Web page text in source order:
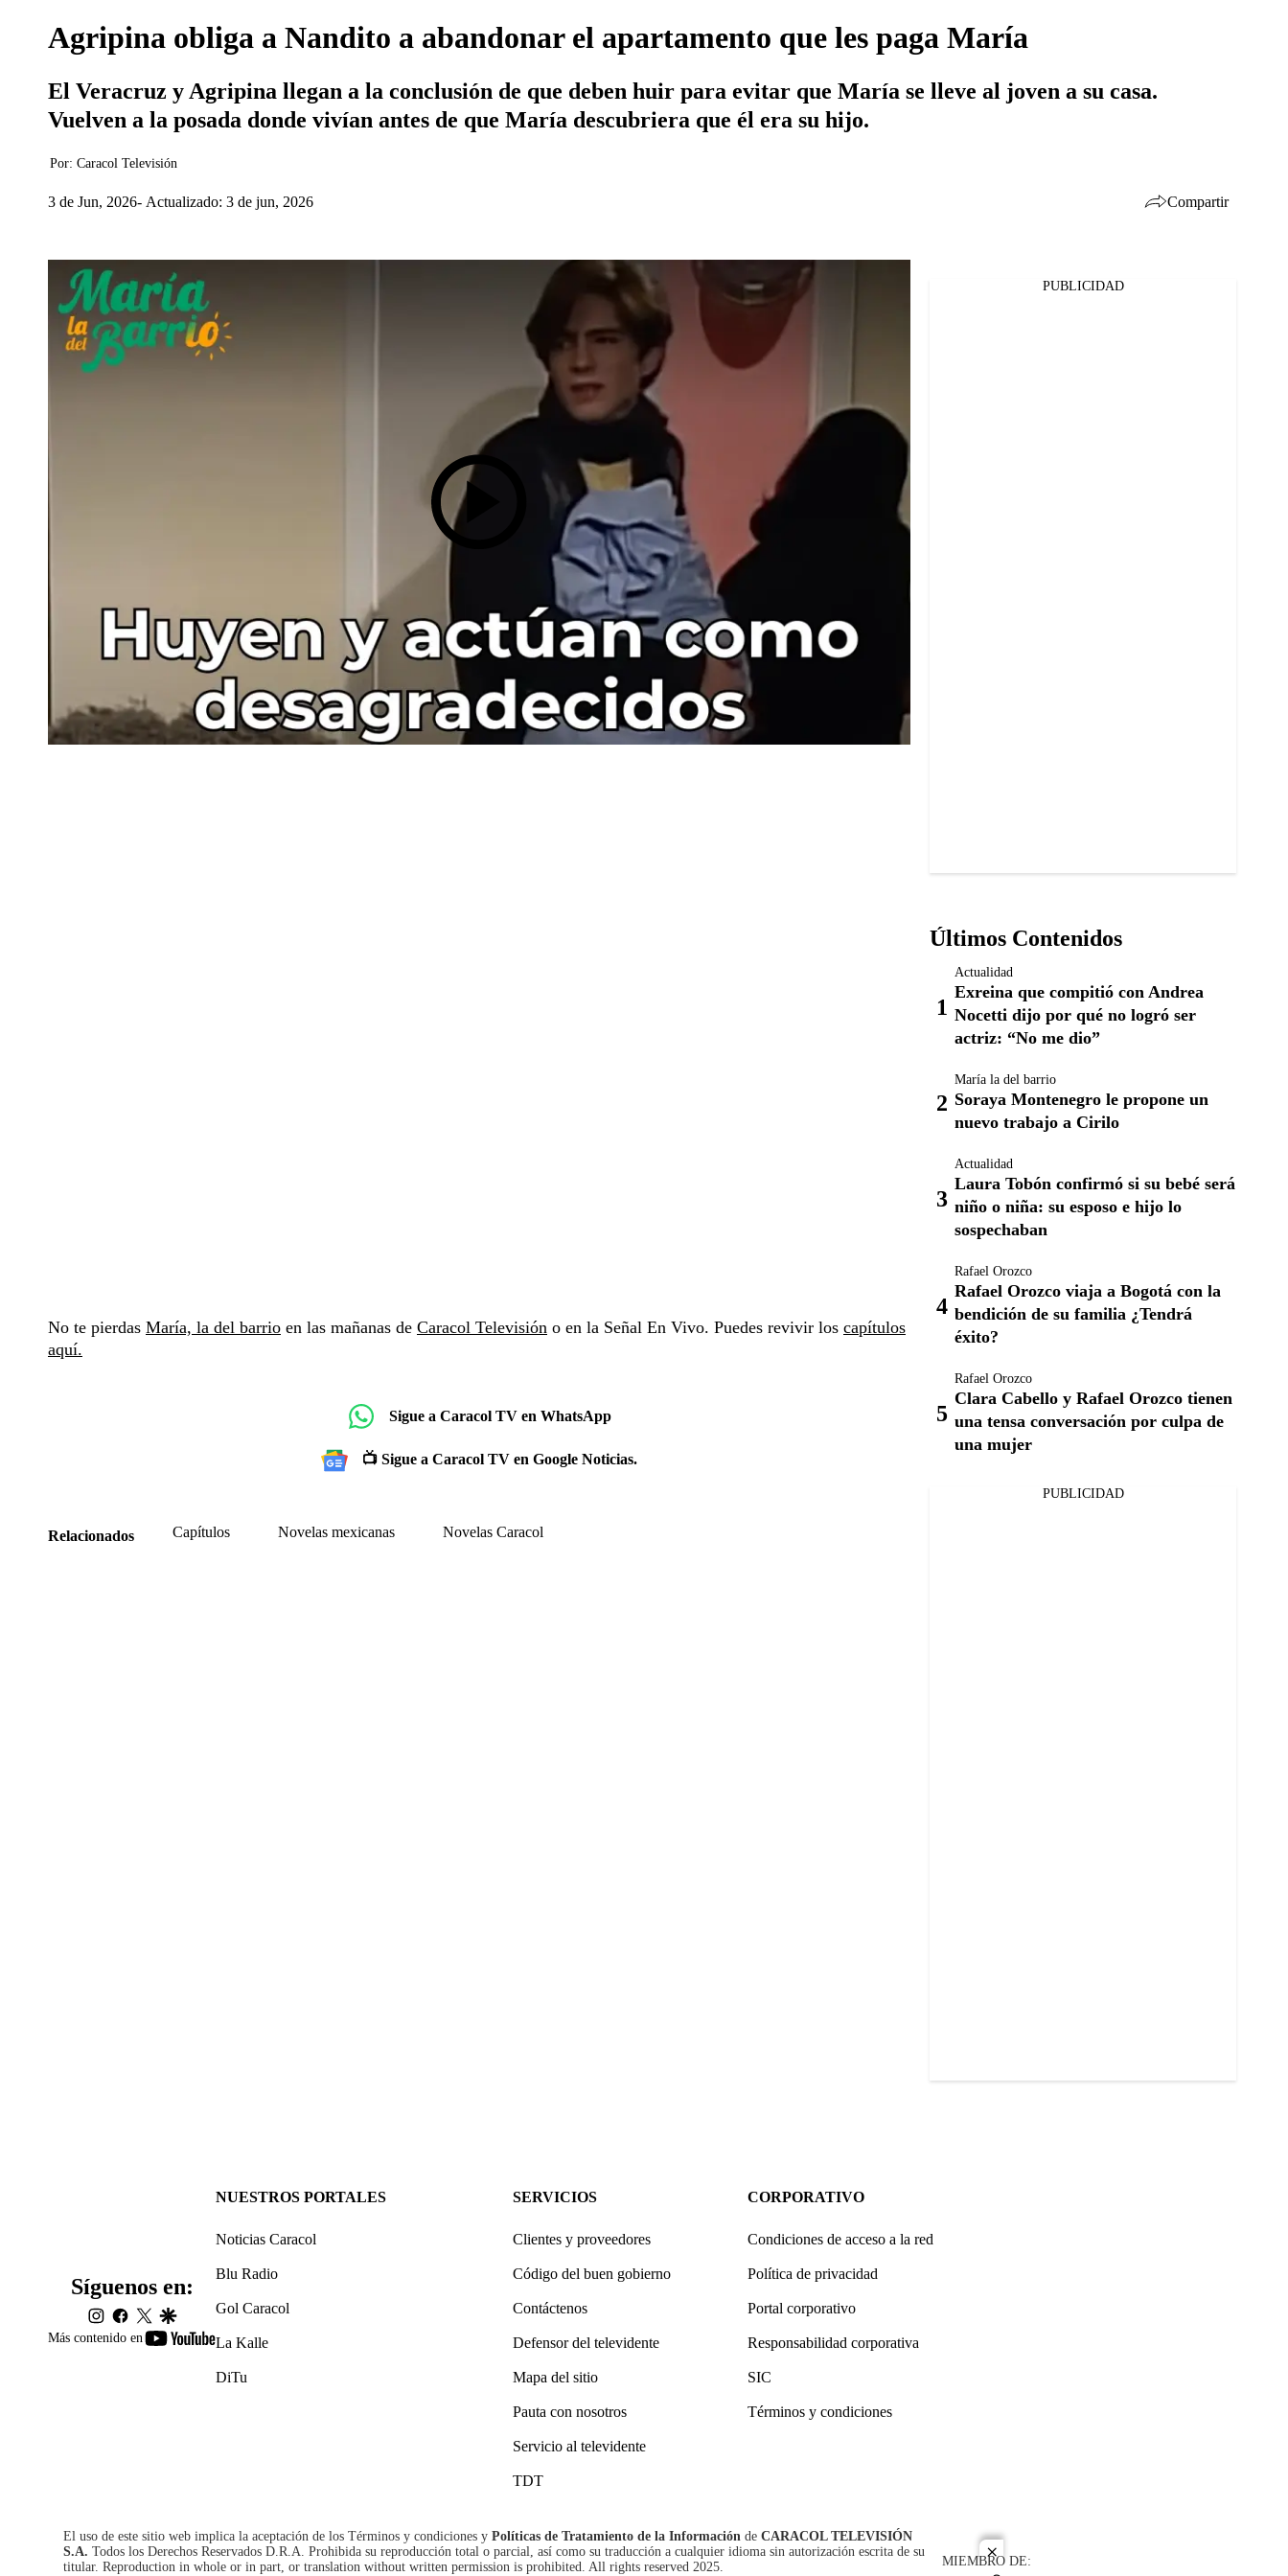
close
Agripina obliga a Nandito a abandonar el apartamento que les paga María
El Veracruz y Agripina llegan a la conclusión de que deben huir para evitar que María se lleve al joven a su casa.
Vuelven a la posada donde vivían antes de que María descubriera que él era su hijo.
Por: Caracol Televisión
3 de Jun, 2026 Actualizado: 3 de jun, 2026 Compartir
No te pierdas María, la del barrio en las mañanas de Caracol Televisión o en la Señal En Vivo. Puedes revivir los capítulos
aquí.
Sigue a Caracol TV en WhatsApp
📺 Sigue a Caracol TV en Google Noticias.
Relacionados Capítulos Novelas mexicanas Novelas Caracol
PUBLICIDAD
Últimos Contenidos
Actualidad
Exreina que compitió con Andrea
Nocetti dijo por qué no logró ser
actriz: “No me dio”
María la del barrio
Soraya Montenegro le propone un
nuevo trabajo a Cirilo
Actualidad
Laura Tobón confirmó si su bebé será
niño o niña: su esposo e hijo lo
sospechaban
Rafael Orozco
Rafael Orozco viaja a Bogotá con la
bendición de su familia ¿Tendrá
éxito?
Rafael Orozco
Clara Cabello y Rafael Orozco tienen
una tensa conversación por culpa de
una mujer
PUBLICIDAD
Más contenido en
youtube-
Síguenos en:
instagram
facebook
twittergoogle
NUESTROS PORTALES
Noticias Caracol
Blu Radio
Gol Caracol
La Kalle
DiTu
SERVICIOS
Clientes y proveedores
Código del buen gobierno
Contáctenos
Defensor del televidente
Mapa del sitio
Pauta con nosotros
Servicio al televidente
TDT
CORPORATIVO
Condiciones de acceso a la red
Política de privacidad
Portal corporativo
Responsabilidad corporativa
SIC
Términos y condiciones
El uso de este sitio web implica la aceptación de los Términos y condiciones y Políticas de Tratamiento de la Información de CARACOL TELEVISIÓN
S.A. Todos los Derechos Reservados D.R.A. Prohibida su reproducción total o parcial, así como su traducción a cualquier idioma sin autorización escrita de su
titular. Reproduction in whole or in part, or translation without written permission is prohibited. All rights reserved 2025.
MIEMBRO DE: